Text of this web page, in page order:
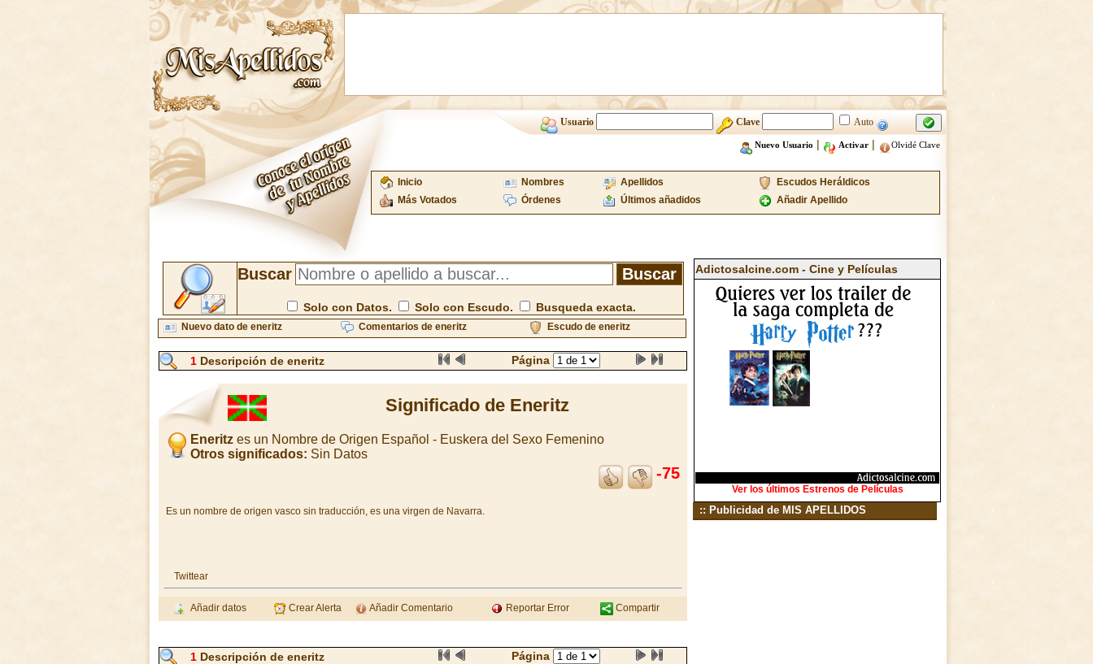
Usuario Clave Auto
Nuevo Usuario | Activar| Olvidé Clave
Inicio Nombres Apellidos
Escudos Heráldicos
Más Votados
Órdenes Últimos añadidos Añadir Apellido
Buscar
Solo con Datos. Solo con Escudo. Busqueda exacta.
Nuevo dato de eneritz Comentarios de eneritz Escudo de eneritz
1 Descripción de eneritz Página
Significado de Eneritz
Eneritzes un Nombre de Origen Español - Euskera del Sexo Femenino
Otros significados: Sin Datos
-75
Es un nombre de origen vasco sin traducción, es una virgen de Navarra.
Twittear
Añadir datos Crear Alerta Añadir Comentario Reportar Error Compartir
1 Descripción de eneritz Página
Adictosalcine.com - Cine y Películas
Ver los últimos Estrenos de Películas
:: Publicidad de MIS APELLIDOS